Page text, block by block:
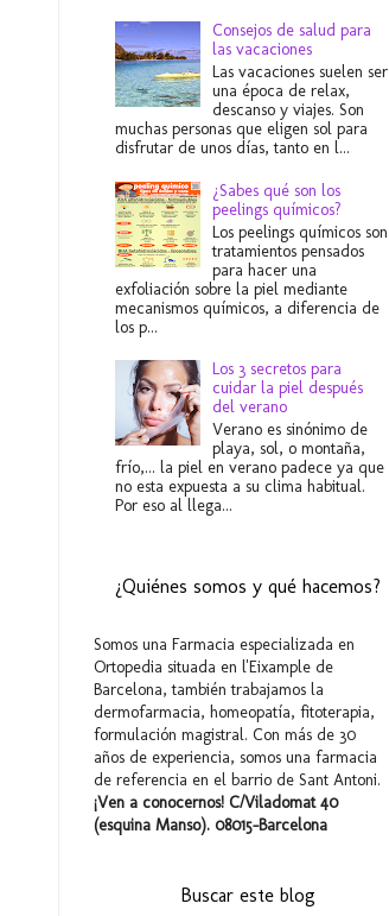
Consejos de salud para
las vacaciones
Las vacaciones suelen ser
una época de relax,
descanso y viajes. Son
muchas personas que eligen sol para
disfrutar de unos días, tanto en l...
¿Sabes qué son los
peelings químicos?
Los peelings químicos son
tratamientos pensados
para hacer una
exfoliación sobre la piel mediante
mecanismos químicos, a diferencia de
los p...
Los 3 secretos para
cuidar la piel después
del verano
Verano es sinónimo de
playa, sol, o montaña,
frío,... la piel en verano padece ya que
no esta expuesta a su clima habitual.
Por eso al llega...
¿Quiénes somos y qué hacemos?
Somos una Farmacia especializada en
Ortopedia situada en l'Eixample de
Barcelona, también trabajamos la
dermofarmacia, homeopatía, fitoterapia,
formulación magistral. Con más de 30
años de experiencia, somos una farmacia
de referencia en el barrio de Sant Antoni.
¡Ven a conocernos! C/Viladomat 40
(esquina Manso). 08015-Barcelona
Buscar este blog